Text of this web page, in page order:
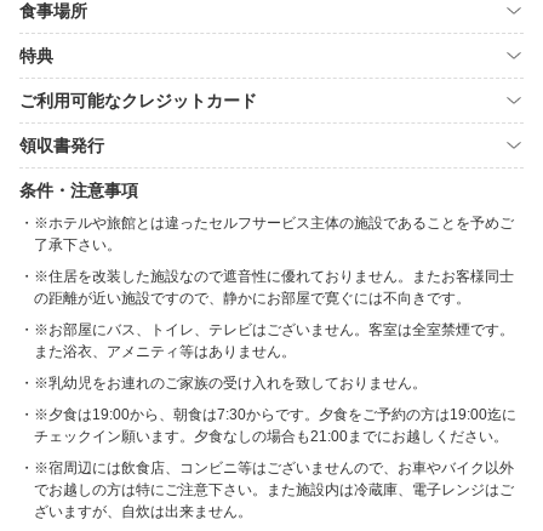
食事場所
特典
ご利用可能なクレジットカード
領収書発行
条件・注意事項
※ホテルや旅館とは違ったセルフサービス主体の施設であることを予めご
了承下さい。
※住居を改装した施設なので遮音性に優れておりません。またお客様同士
の距離が近い施設ですので、静かにお部屋で寛ぐには不向きです。
※お部屋にバス、トイレ、テレビはございません。客室は全室禁煙です。
また浴衣、アメニティ等はありません。
※乳幼児をお連れのご家族の受け入れを致しておりません。
※夕食は19:00から、朝食は7:30からです。夕食をご予約の方は19:00迄に
チェックイン願います。夕食なしの場合も21:00までにお越しください。
※宿周辺には飲食店、コンビニ等はございませんので、お車やバイク以外
でお越しの方は特にご注意下さい。また施設内は冷蔵庫、電子レンジはご
ざいますが、自炊は出来ません。